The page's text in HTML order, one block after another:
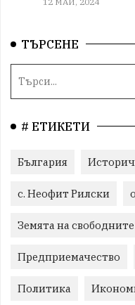
ТЪРСЕНЕ
# ЕТИКЕТИ
България
с. Неофит Рилски
Земята на
Предприемачество
Политика